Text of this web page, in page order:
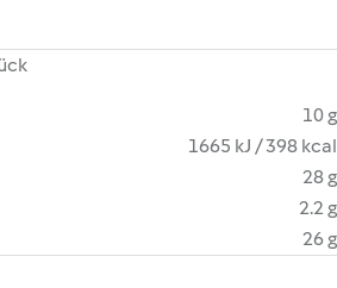
10 g
1665 kJ / 398 kcal
28 g
2.2 g
26 g